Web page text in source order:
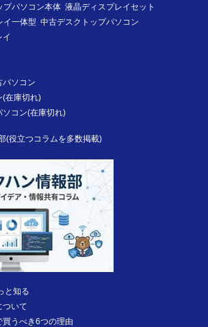
プパソコン本体 液晶ディスプレイセット
イ一体型 中古デスクトップパソコン
イ
パソコン
(在庫切れ)
コン(在庫切れ)
(役立つコラムを多数掲載)
と知る
ついて
うべき6つの理由